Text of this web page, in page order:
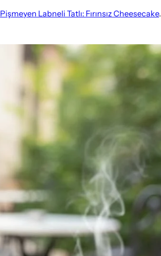
Pişmeyen Labneli Tatlı: Fırınsız Cheesecake.